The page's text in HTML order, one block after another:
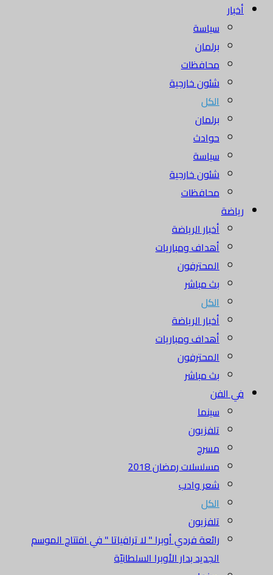
أخبار
سياسة
برلمان
محافظات
شئون خارجية
الكل
برلمان
حوادث
سياسة
شئون خارجية
محافظات
رياضة
أخبار الرياضة
أهداف ومباريات
المحترفون
بث مباشر
الكل
أخبار الرياضة
أهداف ومباريات
المحترفون
بث مباشر
في الفن
سينما
تلفزيون
مسرح
مسلسلات رمضان 2018
شعر وادب
الكل
تلفزيون
رائعة فردي أوبرا " لا ترافياتا " في افتتاح الموسم
الجديد بدار الأوبرا السلطانيّة